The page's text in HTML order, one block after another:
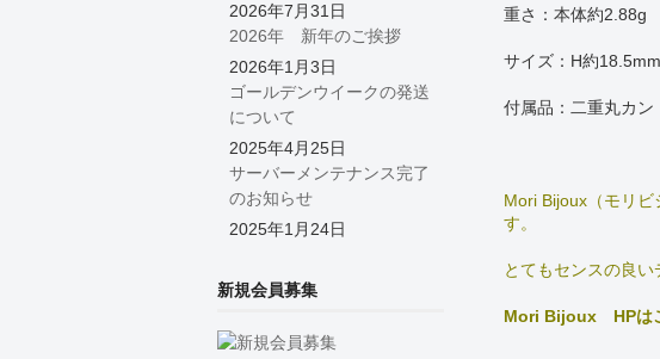
重さ：本体約2.88g
サイズ：H約
付属品：二重丸カン
Mori Bijoux（モリ
す。
とてもセンスの良
Mori Bijoux HPは
2026年7月31日
2026年 新年のご挨拶
2026年1月3日
ゴールデンウイークの発送
について
2025年4月25日
サーバーメンテナンス完了
のお知らせ
2025年1月24日
新規会員募集